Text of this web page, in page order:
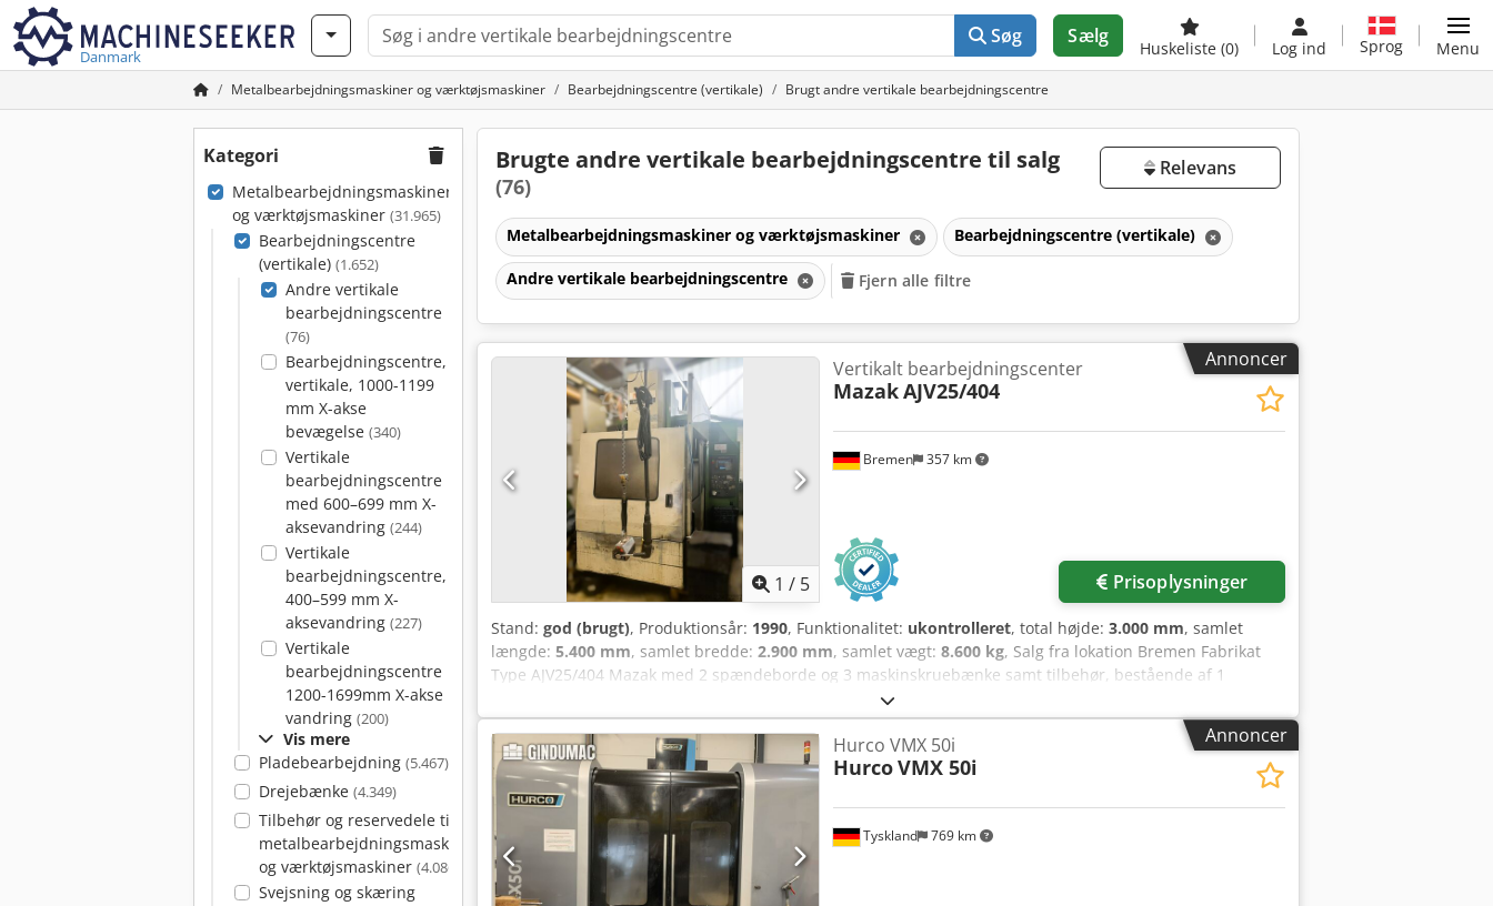
Danmark
Søg Sælg
Huskeliste (0) Log ind Sprog Menu
Metalbearbejdningsmaskiner og værktøjsmaskiner Bearbejdningscentre (vertikale) Brugt andre vertikale bearbejdningscentre
Kategori
Metalbearbejdningsmaskiner
og værktøjsmaskiner (31.965)
Bearbejdningscentre
(vertikale) (1.652)
Andre vertikale
bearbejdningscentre
(76)
Bearbejdningscentre,
vertikale, 1000-1199
mm X-akse
bevægelse (340)
Vertikale
bearbejdningscentre
med 600–699 mm X-
aksevandring (244)
Vertikale
bearbejdningscentre,
400–599 mm X-
aksevandring (227)
Vertikale
bearbejdningscentre
1200-1699mm X-akse
vandring (200)
Vis mere
Pladebearbejdning (5.467)
Drejebænke (4.349)
Tilbehør og reservedele til
metalbearbejdningsmaskiner
og værktøjsmaskiner (4.086)
Svejsning og skæring
Brugte andre vertikale bearbejdningscentre til salg
(76)
Relevans
Metalbearbejdningsmaskiner og værktøjsmaskiner Bearbejdningscentre (vertikale)
Andre vertikale bearbejdningscentre Fjern alle filtre
Annoncer
1 / 5
Bremen 357 km
Vertikalt bearbejdningscenter
MazakAJV25/404
Prisoplysninger
Stand: god (brugt), Produktionsår: 1990, Funktionalitet: ukontrolleret, total højde: 3.000 mm, samlet
længde: 5.400 mm, samlet bredde: 2.900 mm, samlet vægt: 8.600 kg, Salg fra lokation Bremen Fabrikat
Type AJV25/404 Mazak med 2 spændeborde og 3 maskinskruebænke samt tilbehør, bestående af 1
notspændebord, 1 yderligere maskinskruebænk, 1 spånetransportør og 1 værktøjsskifter, med 30
værktøjer. Årstal 1990 Tekniske data X-akse vandring 1000 mm Y-akse vandring 508 mm Z-akse vandring
460 mm Hurtiggang X/Y-akse 24 m/min Z-akse 18 m/min Styring Mazatrol M-32 Dsdpfx Agozq Hw Uekskr
Bordlængde (spændeflade) 550 x 1240 mm Bordbredde 410 mm Emnevægt 300 kg Værktøjsskifter 40
Spindelkegle CAT 40 Maks. drejemoment, arbejdspindel 263 Nm Maks. spindelomdrejningstal 28 – 4000
omdr./min Spindelmotor, effekt 15 kW Længde x bredde x højde 5400,0 x 2900,0 x 3000,0 Vægt 8600 kg
Annoncer
Tyskland 769 km
Hurco VMX 50i
HurcoVMX 50i